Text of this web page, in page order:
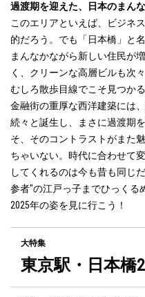
過渡期を迎えた、日本のまん
このエリアといえば、ビジネ
的だろう。でも「日本橋」と
まんなかながら新しい住民が
く、クリーンな高層ビルも次
むしろ散歩目線でこそ見つか
金融街の重厚な西洋建築には
続々と誕生し、まさに過渡期
そ、そのコントラストがまた
ちゃいない。時代に合わせて
してくれるのは今も昔も同じ
参者″の江戸っ子までひっく
2025年の姿を見に行こう！
大特集
東京駅・日本橋